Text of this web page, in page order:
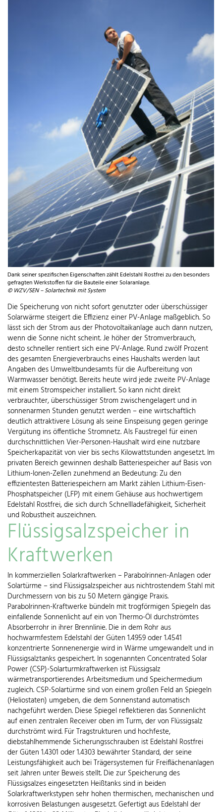
Dank seiner spezifischen Eigenschaften zählt Edelstahl Rostfrei zu den besonders
gefragten Werkstoffen für die Bauteile einer Solaranlage.
© WZV/SEN – Solartechnik mit System
Die Speicherung von nicht sofort genutzter oder überschüssiger
Solarwärme steigert die Effizienz einer PV-Anlage maßgeblich. So
lässt sich der Strom aus der Photovoltaikanlage auch dann nutzen,
wenn die Sonne nicht scheint. Je höher der Stromverbrauch,
desto schneller rentiert sich eine PV-Anlage. Rund zwölf Prozent
des gesamten Energieverbrauchs eines Haushalts werden laut
Angaben des Umweltbundesamts für die Aufbereitung von
Warmwasser benötigt. Bereits heute wird jede zweite PV-Anlage
mit einem Stromspeicher installiert. So kann nicht direkt
verbrauchter, überschüssiger Strom zwischengelagert und in
sonnenarmen Stunden genutzt werden – eine wirtschaftlich
deutlich attraktivere Lösung als seine Einspeisung gegen geringe
Vergütung ins öffentliche Stromnetz. Als Faustregel für einen
durchschnittlichen Vier-Personen-Haushalt wird eine nutzbare
Speicherkapazität von vier bis sechs Kilowattstunden angesetzt. Im
privaten Bereich gewinnen deshalb Batteriespeicher auf Basis von
Lithium-Ionen-Zellen zunehmend an Bedeutung: Zu den
effizientesten Batteriespeichern am Markt zählen Lithium-Eisen-
Phosphatspeicher (LFP) mit einem Gehäuse aus hochwertigem
Edelstahl Rostfrei, die sich durch Schnellladefähigkeit, Sicherheit
und Robustheit auszeichnen.
Flüssigsalzspeicher in
Kraftwerken
In kommerziellen Solarkraftwerken – Parabolrinnen-Anlagen oder
Solartürme – sind Flüssigsalzspeicher aus nichtrostendem Stahl mit
Durchmessern von bis zu 50 Metern gängige Praxis.
Parabolrinnen-Kraftwerke bündeln mit trogförmigen Spiegeln das
einfallende Sonnenlicht auf ein von Thermo-Öl durchströmtes
Absorberrohr in ihrer Brennlinie. Die in dem Rohr aus
hochwarmfestem Edelstahl der Güten 1.4959 oder 1.4541
konzentrierte Sonnenenergie wird in Wärme umgewandelt und in
Flüssigsalztanks gespeichert. In sogenannten Concentrated Solar
Power (CSP)-Solarturmkraftwerken ist Flüssigsalz
wärmetransportierendes Arbeitsmedium und Speichermedium
zugleich. CSP-Solartürme sind von einem großen Feld an Spiegeln
(Heliostaten) umgeben, die dem Sonnenstand automatisch
nachgeführt werden. Diese Spiegel reflektieren das Sonnenlicht
auf einen zentralen Receiver oben im Turm, der von Flüssigsalz
durchströmt wird. Für Tragstrukturen und hochfeste,
diebstahlhemmende Sicherungsschrauben ist Edelstahl Rostfrei
der Güten 1.4301 oder 1.4303 bewährter Standard, der seine
Leistungsfähigkeit auch bei Trägersystemen für Freiflächenanlagen
seit Jahren unter Beweis stellt. Die zur Speicherung des
Flüssigsalzes eingesetzten Heißtanks sind in beiden
Solarkraftwerkstypen sehr hohen thermischen, mechanischen und
korrosiven Belastungen ausgesetzt. Gefertigt aus Edelstahl der